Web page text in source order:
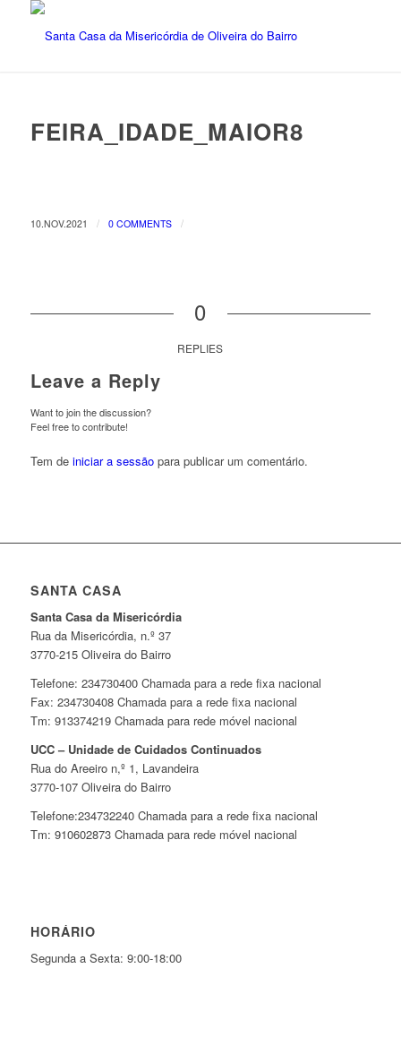
FEIRA_IDADE_MAIOR8
10.NOV.2021 / 0 COMMENTS /
0
REPLIES
Leave a Reply
Want to join the discussion?
Feel free to contribute!
Tem de iniciar a sessãopara publicar um comentário.
SANTA CASA
Santa Casa da Misericórdia
Rua da Misericórdia, n.º 37
3770-215 Oliveira do Bairro
Telefone: 234730400 Chamada para a rede fixa nacional
Fax: 234730408 Chamada para a rede fixa nacional
Tm: 913374219 Chamada para rede móvel nacional
UCC – Unidade de Cuidados Continuados
Rua do Areeiro n,º 1, Lavandeira
3770-107 Oliveira do Bairro
Telefone:234732240 Chamada para a rede fixa nacional
Tm: 910602873 Chamada para rede móvel nacional
HORÁRIO
Segunda a Sexta: 9:00-18:00